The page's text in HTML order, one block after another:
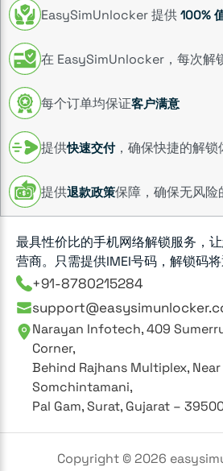
EasySimUnlocker 提供 100%
在 EasySimUnlocker，每次解
每个订单均保证客户满意
提供快速交付，确保快捷的解锁
提供退款政策保障，确保无风险
最具性价比的手机网络解锁服务，
营商。只需提供IMEI号码，解锁码将
+91-8780215284
Narayan Infotech, 409
Corner,
Behind Rajhans Multiplex, Near
Somchintamani,
Pal Gam, Surat, Gujarat –
Copyright ©2026